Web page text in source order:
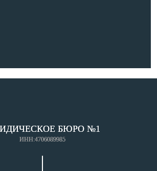
БЮРО №1
ИНН:4706089985